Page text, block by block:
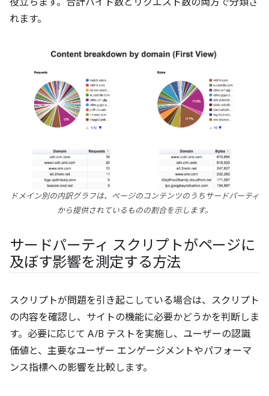
れます。
ドメイン別の内訳グラフは、ページのコンテンツのうちサードパーティ
から提供されているものの割合を示します。
サードパーティ スクリプトがページに
及ぼす影響を測定する方法
スクリプトが問題を引き起こしている場合は、スクリプト
の内容を確認し、サイトの機能に必要かどうかを判断しま
す。必要に応じて A/B テストを実施し、ユーザーの認識
価値と、主要なユーザー エンゲージメントやパフォーマ
ンス指標への影響を比較します。